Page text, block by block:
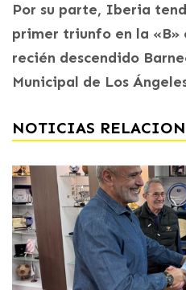
Por su parte, Iberia
primer triunfo en la «B»
recién descendido
Municipal de Los
NOTICIAS